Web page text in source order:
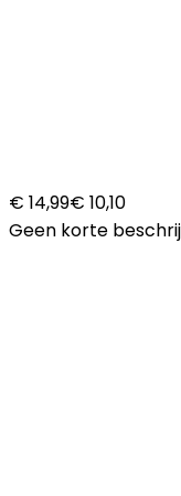
€ 14,99€ 10,10
Geen korte